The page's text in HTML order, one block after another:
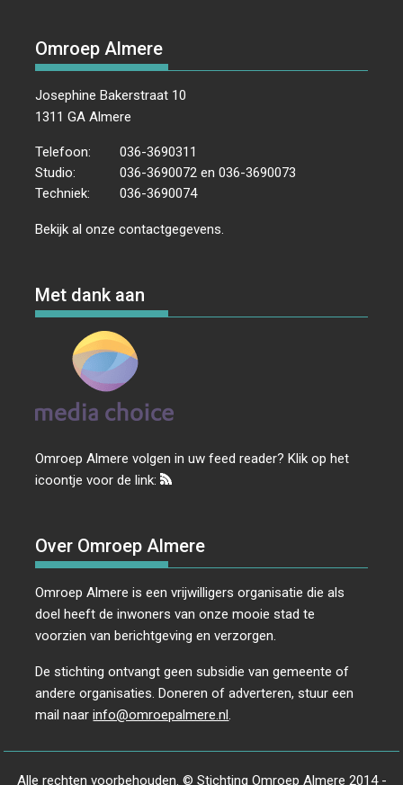
Omroep Almere
Josephine Bakerstraat 10
1311 GA Almere
Telefoon:
036-3690311
Studio:
036-3690072 en 036-3690073
Techniek:
036-3690074
Bekijk al onzecontactgegevens
Met dank aan
Omroep Almere volgen in uw feed reader? Klik op het
icoontje voor de link:
Over Omroep Almere
Omroep Almere is een vrijwilligers organisatie die als
doel heeft de inwoners van onze mooie stad te
voorzien van berichtgeving en verzorgen.
De stichting ontvangt geen subsidie van gemeente of
andere organisaties. Doneren of adverteren, stuur een
mail naarinfo@omroepalmere.nl.
Alle rechten voorbehouden. © Stichting Omroep Almere 2014 -